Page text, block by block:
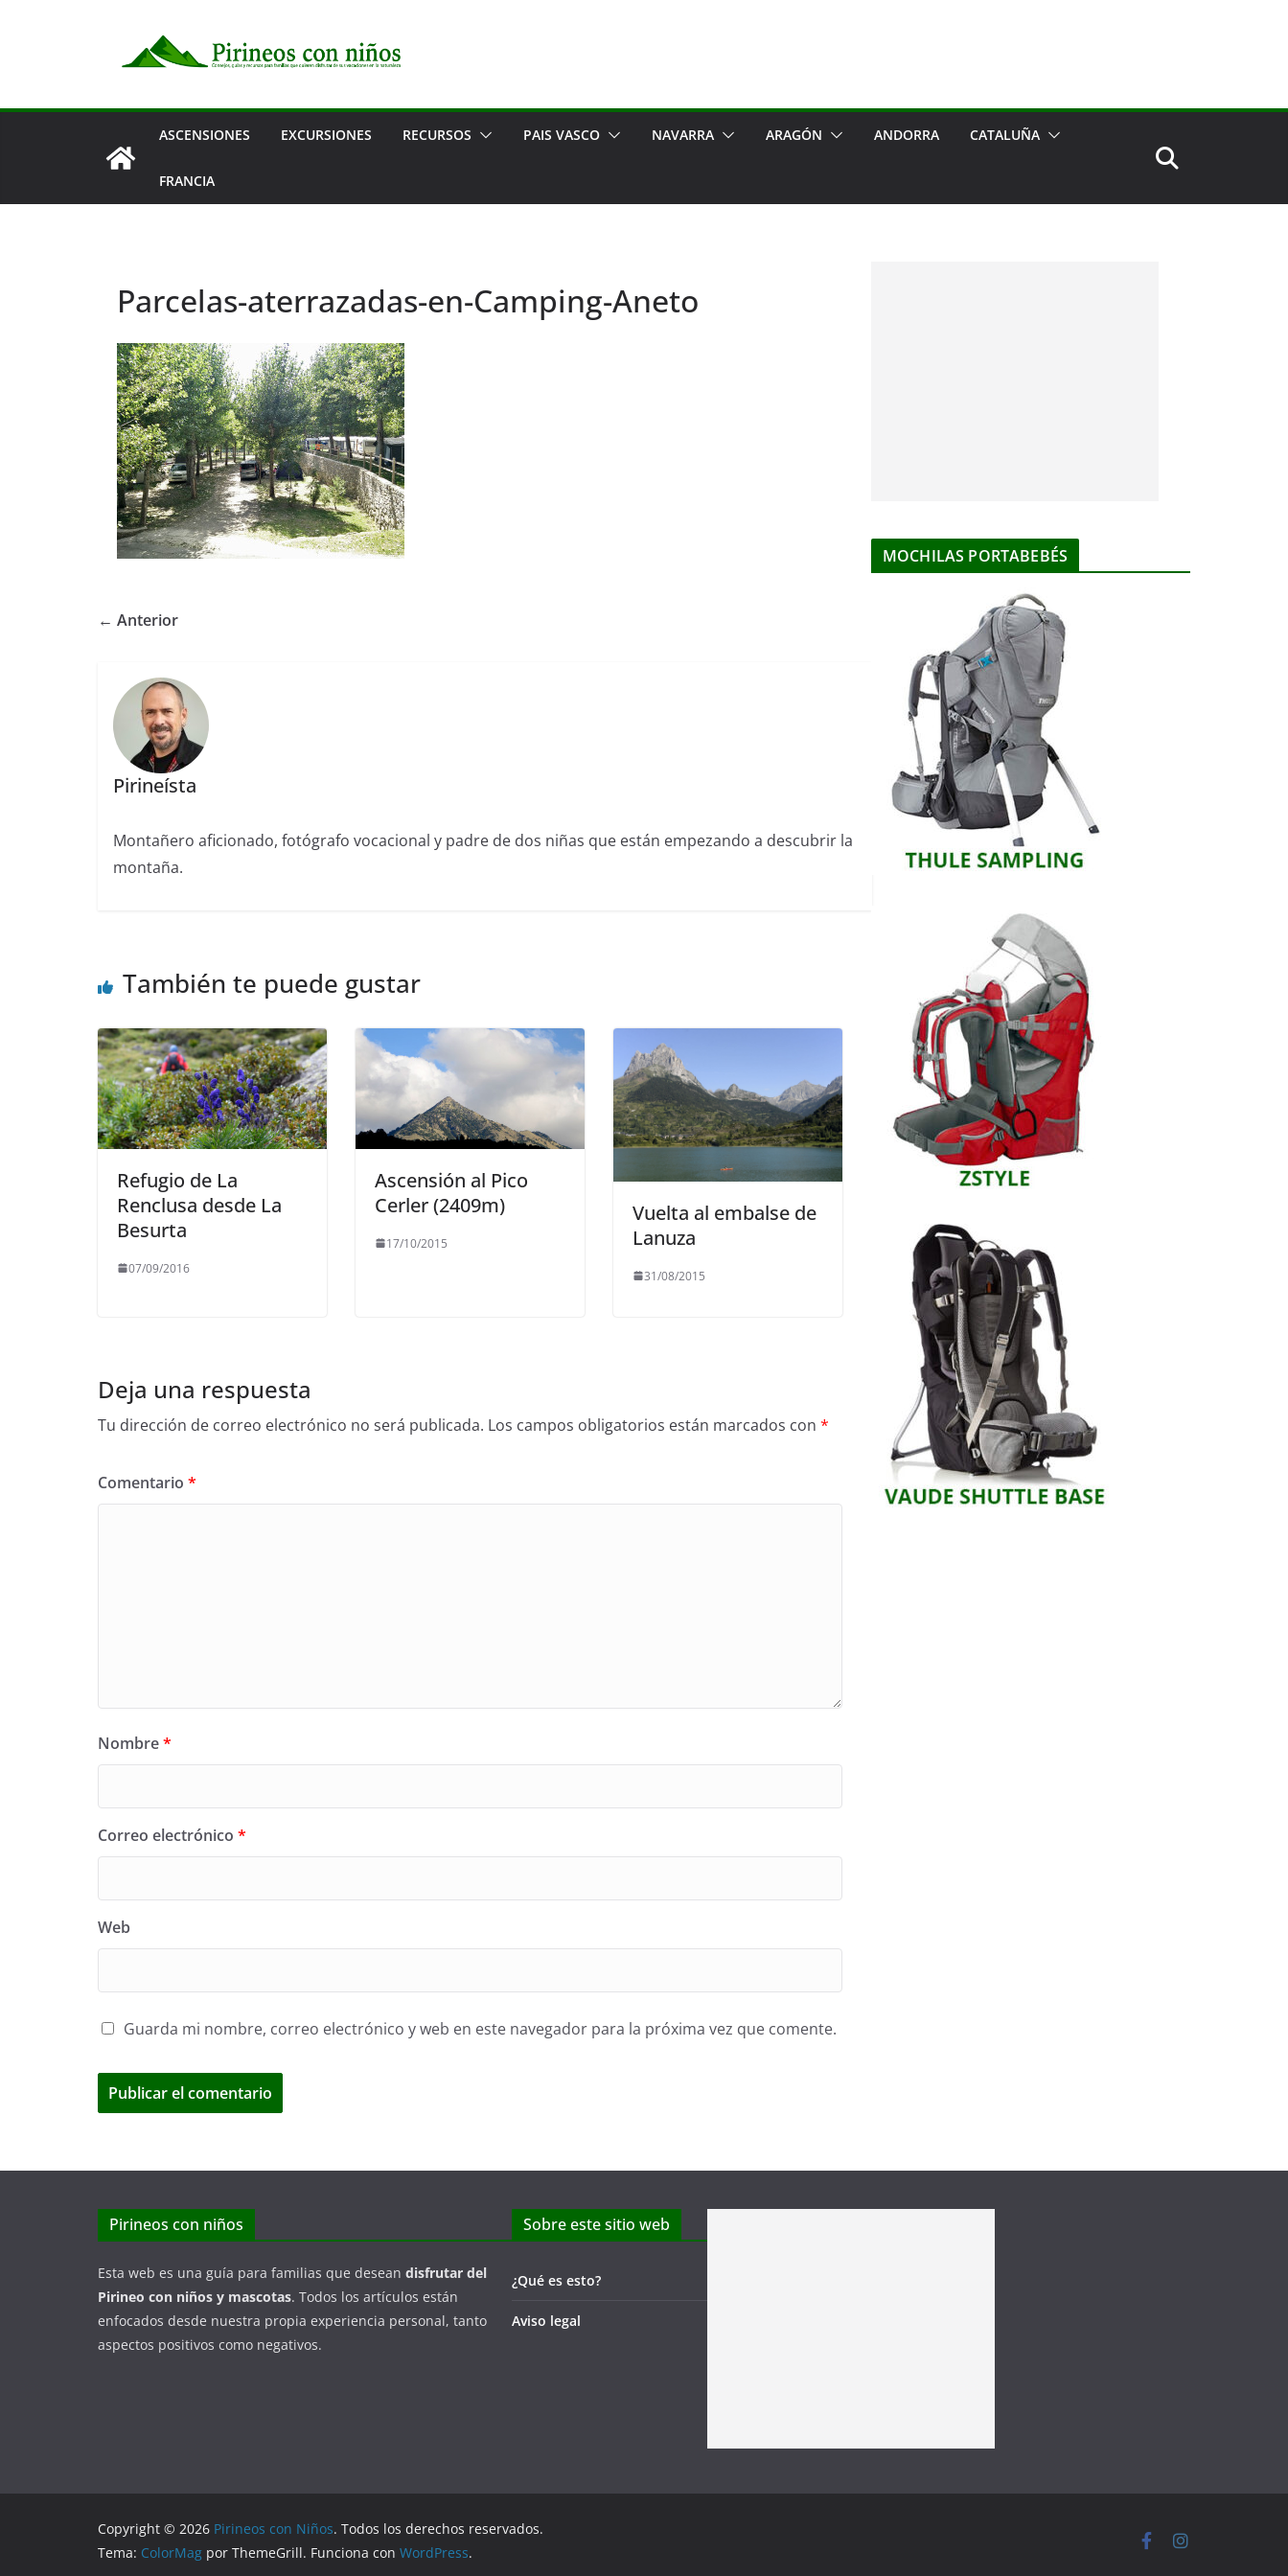
ASCENSIONES EXCURSIONES RECURSOS PAIS VASCO NAVARRA ARAGÓN ANDORRA CATALUÑA
FRANCIA
Parcelas-aterrazadas-en-Camping-Aneto
← Anterior
Pirineísta
Montañero aficionado, fotógrafo vocacional y padre de dos niñas que están empezando a descubrir la
montaña.
También te puede gustar
Refugio de La
Renclusa desde La
Besurta
07/09/2016
Ascensión al Pico
Cerler (2409m)
17/10/2015
Vuelta al embalse de
Lanuza
31/08/2015
Deja una respuesta
Tu dirección de correo electrónico no será publicada. Los campos obligatorios están marcados con *
Comentario *
Nombre*
Correo electrónico *
Web
Guarda mi nombre, correo electrónico y web en este navegador para la próxima vez que comente.
MOCHILAS PORTABEBÉS
Pirineos con niños
Esta web es una guía para familias que desean disfrutar del
Pirineo con niños y mascotas. Todos los artículos están
enfocados desde nuestra propia experiencia personal, tanto
aspectos positivos como negativos.
Sobre este sitio web
¿Qué es esto?
Aviso legal
Copyright © 2026 Pirineos con Niños. Todos los derechos reservados.
Tema: ColorMag por ThemeGrill. Funciona con WordPress.